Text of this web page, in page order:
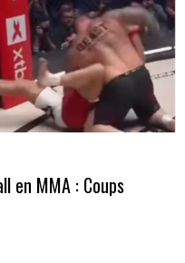
en MMA : Coups